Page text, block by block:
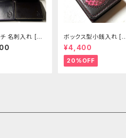
名刺入れ [42
ボックス型小銭入れ [2
99-CP]
¥4,400
20%OFF